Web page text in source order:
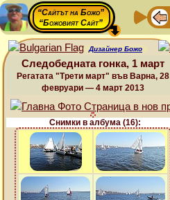
“Сайтът на Божо”
“Божовият Сайт”
Дизайнер Божо
Следобедната гонка, 1 март
Регатата "Трети март" във Варна, 28
февруари — 4 март 2013
Снимки в албума (16):